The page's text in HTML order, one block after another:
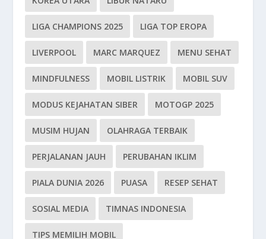
LIGA CHAMPIONS 2025 LIGA TOP EROPA
LIVERPOOL MARC MARQUEZ MENU SEHAT
MINDFULNESS MOBIL LISTRIK MOBIL SUV
MODUS KEJAHATAN SIBER MOTOGP 2025
MUSIM HUJAN OLAHRAGA TERBAIK
PERJALANAN JAUH PERUBAHAN IKLIM
PIALA DUNIA 2026 PUASA RESEP SEHAT
SOSIAL MEDIA TIMNAS INDONESIA
TIPS MEMILIH MOBIL